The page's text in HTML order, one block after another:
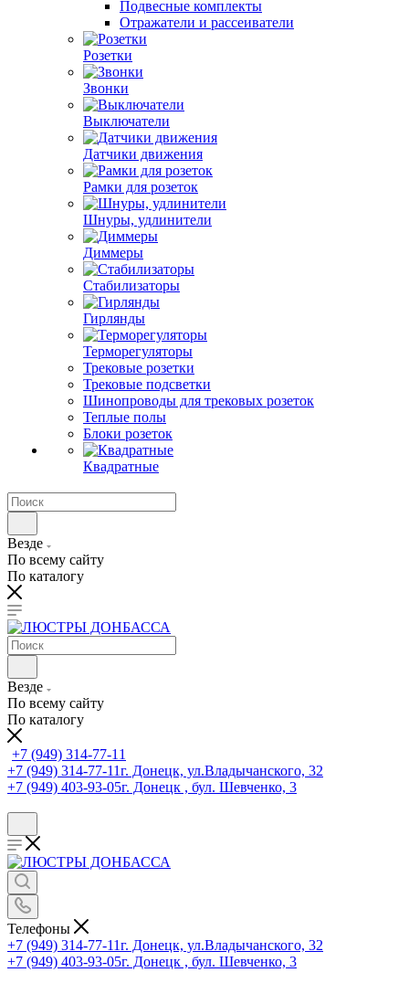
Подвесные комплекты
Отражатели и рассеиватели
Розетки
Звонки
Выключатели
Датчики движения
Рамки для розеток
Шнуры, удлинители
Диммеры
Стабилизаторы
Гирлянды
Терморегуляторы
Трековые розетки
Трековые подсветки
Шинопроводы для трековых розеток
Теплые полы
Блоки розеток
Квадратные
Везде
По всему сайту
По каталогу
Везде
По всему сайту
По каталогу
+7 (949) 314-77-11
+7 (949) 314-77-11г. Донецк, ул.Владычанского, 32
+7 (949) 403-93-05г. Донецк , бул. Шевченко, 3
Телефоны
+7 (949) 314-77-11г. Донецк, ул.Владычанского, 32
+7 (949) 403-93-05г. Донецк , бул. Шевченко, 3